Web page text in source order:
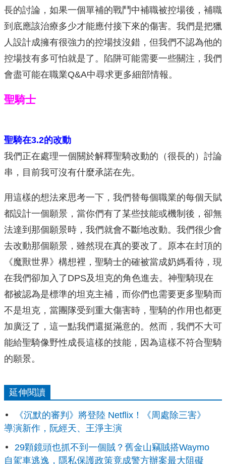
長的討論，如果一個單補的戰鬥中補職被控場後，補職
到底應該治療多少才能應付接下來的傷害。我們是把獵
人設計成擁有很強力的控場技沒錯，但我們不認為他的
控場技有多可怕就是了。陷阱可能需要一些關注，我們
會盡可能在職業Q&A中尋求更多細部情報。
聖騎士
聖騎在3.2的改動
我們正在處理一個關於解釋聖騎改動的（很長的）討論
串，目前我可沒有什麼承諾在先。
用這樣的想法來思考一下，我們替每個職業的每個天賦
都設計一個願景，當你們有了某些技能或機制後，卻無
法達到那個願景時，我們就會不斷地改動。我們很少會
去改動那個願景，雖然現在真的要改了。原本在封頂的
《魔獸世界》構想裡，聖騎士的確被當成奶媽看待，現
在我們卻加入了DPS及坦克的角色進去。神聖騎現在
都被認為是標準的坦克主補，而你們也需要更多聖騎而
不是坦克，當團隊受到重大傷害時，聖騎的作用也都更
加廣泛了，這一點我們還挺滿意的。然而，我們不大可
能給聖騎像野性成長這樣的技能，因為這樣不符合聖騎
的願景。
延伸閱讀
《沉默的審判》將登陸 Netflix！《周處除三害》
導演新作，阮經天、王淨主演
29顆鏡頭也抓不到一個賊？舊金山竊賊搭Waymo
自駕車逃逸，隱私保護政策竟成警方辦案最大阻礙